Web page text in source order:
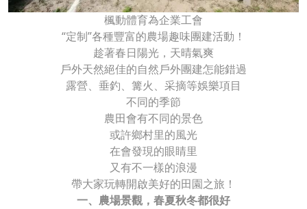
楓動體育為企業工會
“定制”各種豐富的農場趣味團建活動！
趁著春日陽光，天晴氣爽
戶外天然絕佳的自然戶外團建怎能錯過
露營、垂釣、篝火、采摘等娛樂項目
不同的季節
農田會有不同的景色
或許鄉村里的風光
在會發現的眼睛里
又有不一樣的浪漫
帶大家玩轉開啟美好的田園之旅！
一、農場景觀，春夏秋冬都很好